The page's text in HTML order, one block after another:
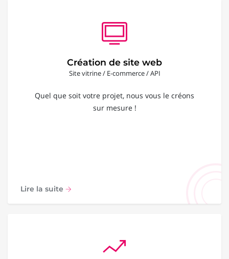
Création de site web
Site vitrine / E-commerce / API
Quel que soit votre projet, nous vous le créons
sur mesure !
Lire la suite